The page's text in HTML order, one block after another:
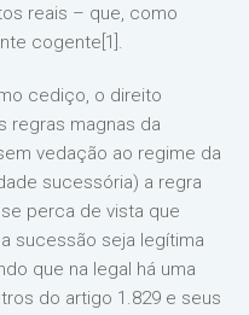
reais – que, como
cogente[1].
cediço, o direito
regras magnas da
vedação ao regime da
sucessória) a regra
perca de vista que
sucessão seja legítima
que na legal há uma
do artigo 1.829 e seus